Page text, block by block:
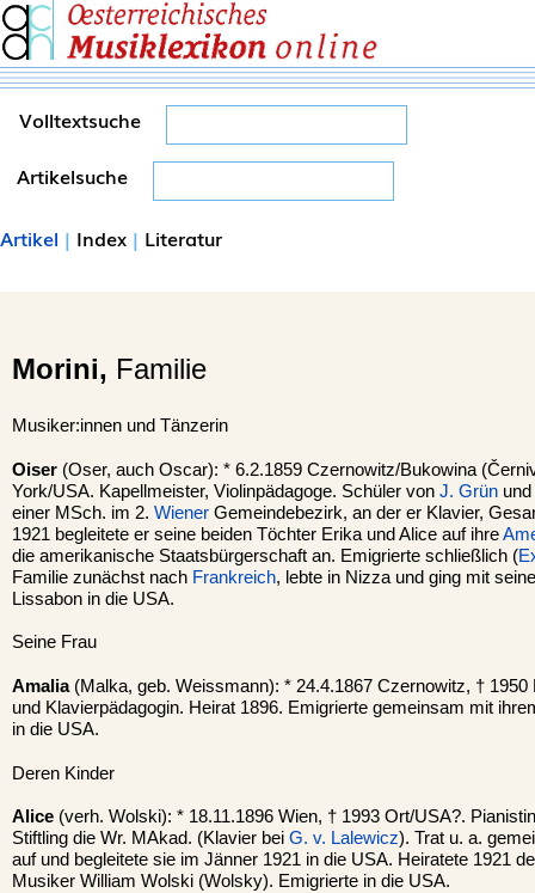
Volltextsuche
Artikelsuche
Artikel | Index | Literatur
Morini, Familie
Musiker:innen und Tänzerin
Oiser (Oser, auch Oscar): * 6.2.1859 Czernowitz/Bukowina
York/USA. Kapellmeister, Violinpädagoge. Schüler von J. Grün
einer MSch. im 2. Wiener Gemeindebezirk, an der er Klavier,
1921 begleitete er seine beiden Töchter Erika und Alice auf ihre
die amerikanische Staatsbürgerschaft an. Emigrierte schließlich (
Familie zunächst nach Frankreich, lebte in Nizza und ging mit
Lissabon in die USA.
Seine Frau
Amalia(Malka, geb. Weissmann): * 24.4.1867 Czernowitz, † 1950
und Klavierpädagogin. Heirat 1896. Emigrierte gemeinsam mit
in die USA.
Deren Kinder
Alice (verh. Wolski): * 18.11.1896 Wien, † 1993 Ort/USA?.
Stiftling die Wr. MAkad. (Klavier bei G. v. Lalewicz). Trat u. a.
auf und begleitete sie im Jänner 1921 in die USA. Heiratete 1921
Musiker William Wolski (Wolsky). Emigrierte in die USA.